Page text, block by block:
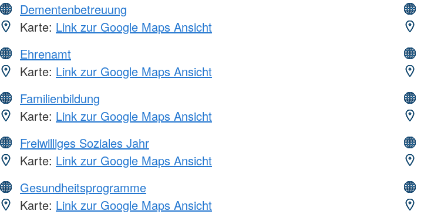
Dementenbetreuung
Karte: Link zur Google Maps Ansicht
Ehrenamt
Karte: Link zur Google Maps Ansicht
Familienbildung
Karte: Link zur Google Maps Ansicht
Freiwilliges Soziales Jahr
Karte: Link zur Google Maps Ansicht
Gesundheitsprogramme
Karte: Link zur Google Maps Ansicht